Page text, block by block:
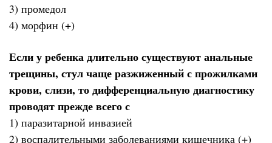
3) промедол
4) морфин (+)
Если у ребенка длительно существуют анальные
трещины, стул чаще разжиженный с прожилками
крови, слизи, то дифференциальную диагностику
проводят прежде всего с
1) паразитарной инвазией
2) воспалительными заболеваниями кишечника (+)